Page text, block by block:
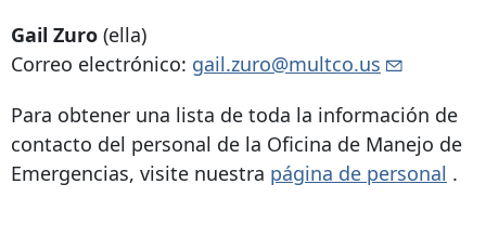
Gail Zuro (ella)
Correo electrónico: gail.zuro@multco.us
Para obtener una lista de toda la información de
contacto del personal de la Oficina de Manejo de
Emergencias, visite nuestra página de personal .